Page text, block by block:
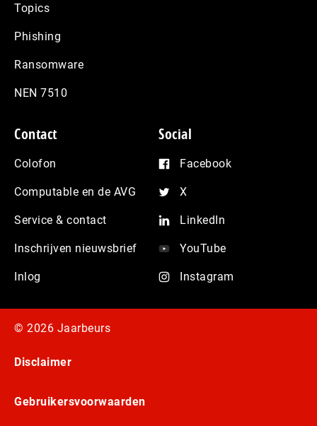
Topics
Phishing
Ransomware
NEN 7510
Contact
Colofon
Computable en de AVG
Service & contact
Inschrijven nieuwsbrief
Inlog
Social
Facebook
X
LinkedIn
YouTube
Instagram
© 2026 Jaarbeurs
Disclaimer
Gebruikersvoorwaarden